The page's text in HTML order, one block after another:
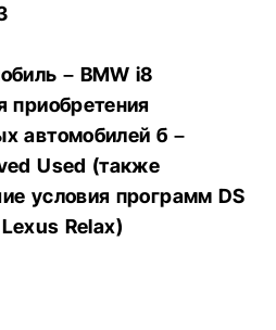
– BMW i8
приобретения
автомобилей б –
Used (также
условия программ DS
Relax)